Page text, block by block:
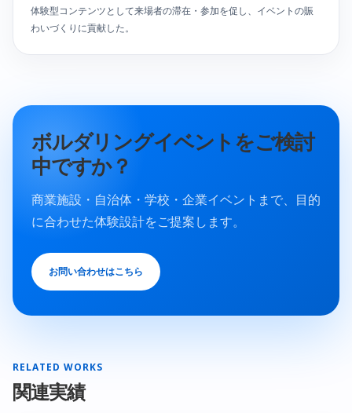
体験型コンテンツとして来場者の滞在・参加を促し、イベントの賑
わいづくりに貢献した。
ボルダリングイベントをご検討
中ですか？
商業施設・自治体・学校・企業イベントまで、目的
に合わせた体験設計をご提案します。
お問い合わせはこちら
RELATED WORKS
関連実績